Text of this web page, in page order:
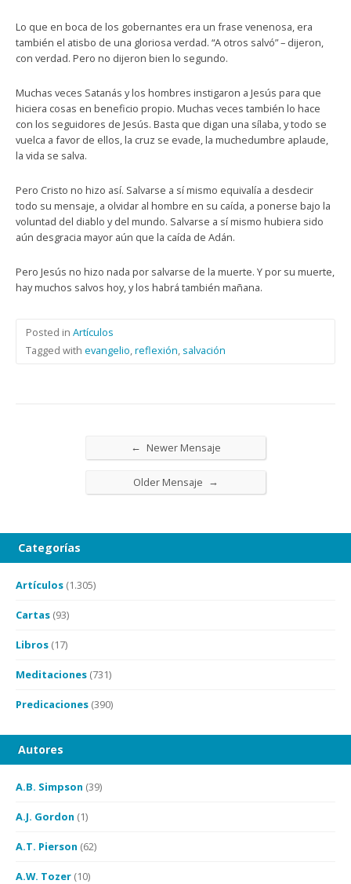
Lo que en boca de los gobernantes era un frase venenosa, era
también el atisbo de una gloriosa verdad. “A otros salvó” – dijeron,
con verdad. Pero no dijeron bien lo segundo.
Muchas veces Satanás y los hombres instigaron a Jesús para que
hiciera cosas en beneficio propio. Muchas veces también lo hace
con los seguidores de Jesús. Basta que digan una sílaba, y todo se
vuelca a favor de ellos, la cruz se evade, la muchedumbre aplaude,
la vida se salva.
Pero Cristo no hizo así. Salvarse a sí mismo equivalía a desdecir
todo su mensaje, a olvidar al hombre en su caída, a ponerse bajo la
voluntad del diablo y del mundo. Salvarse a sí mismo hubiera sido
aún desgracia mayor aún que la caída de Adán.
Pero Jesús no hizo nada por salvarse de la muerte. Y por su muerte,
hay muchos salvos hoy, y los habrá también mañana.
Posted in Artículos
Tagged with evangelio,reflexión, salvación
← Newer Mensaje
Older Mensaje →
Categorías
Artículos (1.305)
Cartas (93)
Libros (17)
Meditaciones (731)
Predicaciones (390)
Autores
A.B. Simpson (39)
A.J. Gordon (1)
A.T. Pierson (62)
A.W. Tozer (10)